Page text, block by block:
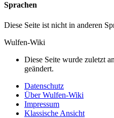
Sprachen
Diese Seite ist nicht in anderen
Wulfen-Wiki
Diese Seite wurde zuletzt
geändert.
Datenschutz
Über Wulfen-Wiki
Impressum
Klassische Ansicht